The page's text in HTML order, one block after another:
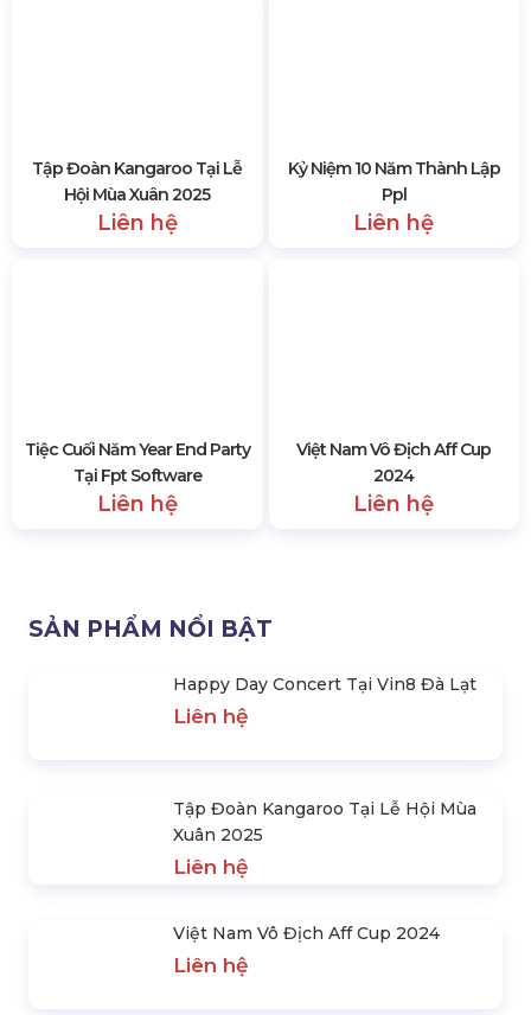
Tiệc Cuối Năm Year End Party
Liên hệ Liên hệ
SẢN PHẨM NỔI BẬT
Happy Day Concert Tại Vin8 Đà Lạt